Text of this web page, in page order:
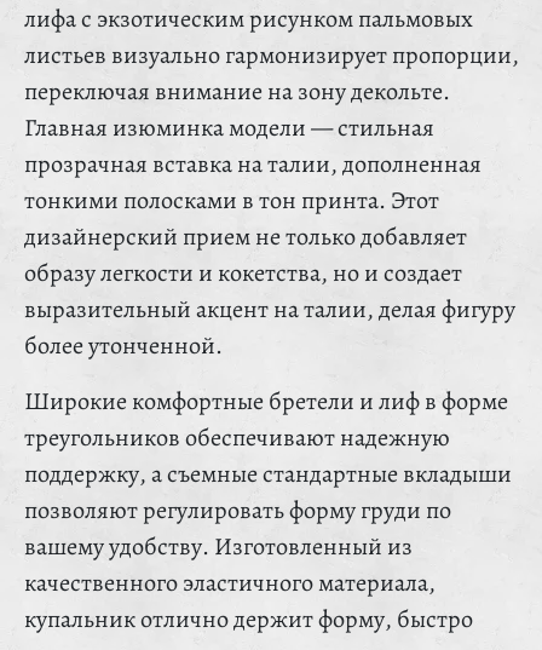
лифа с экзотическим рисунком пальмовых
листьев визуально гармонизирует пропорции,
переключая внимание на зону декольте.
Главная изюминка модели — стильная
прозрачная вставка на талии, дополненная
тонкими полосками в тон принта. Этот
дизайнерский прием не только добавляет
образу легкости и кокетства, но и создает
выразительный акцент на талии, делая фигуру
более утонченной.
Широкие комфортные бретели и лиф в форме
треугольников обеспечивают надежную
поддержку, а съемные стандартные вкладыши
позволяют регулировать форму груди по
вашему удобству. Изготовленный из
качественного эластичного материала,
купальник отлично держит форму, быстро